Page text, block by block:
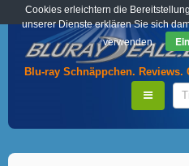
Blu-ray Schnäppchen. Reviews.
Cookies erleichtern die
unserer Dienste erklären Sie sich
verwenden.